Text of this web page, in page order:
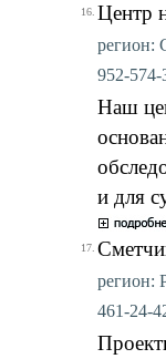
16. Центр
регион:
952-
Наш
и для
17.
регион:
461-24-